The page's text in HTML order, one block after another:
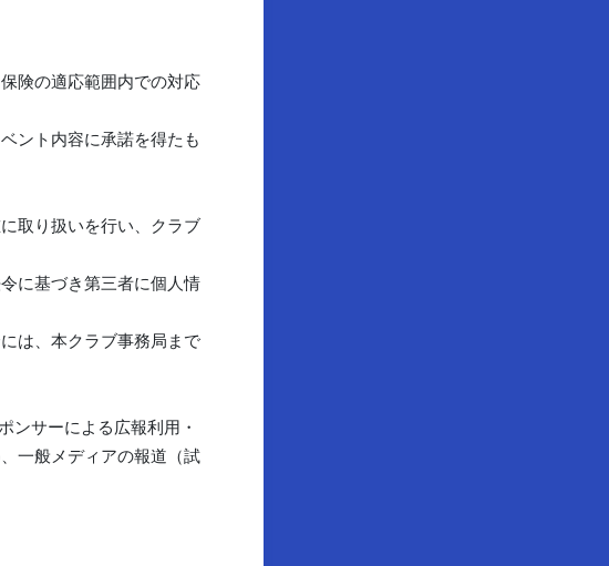
険の適応範囲内での対応
ント内容に承諾を得たも
取り扱いを行い、クラブ
に基づき第三者に個人情
は、本クラブ事務局まで
ンサーによる広報利用・
一般メディアの報道（試